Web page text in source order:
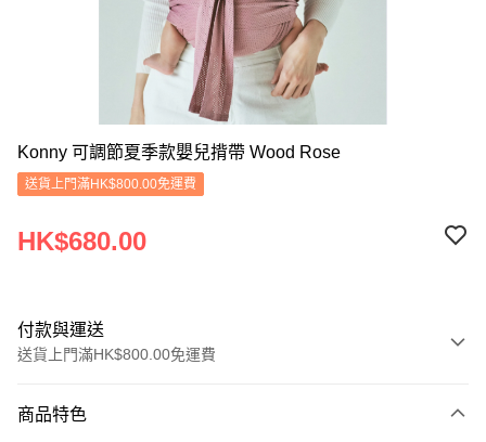
Konny 可調節夏季款嬰兒揹帶 Wood Rose
送貨上門滿HK$800.00免運費
HK$680.00
付款與運送
送貨上門滿HK$800.00免運費
信用卡
商品特色